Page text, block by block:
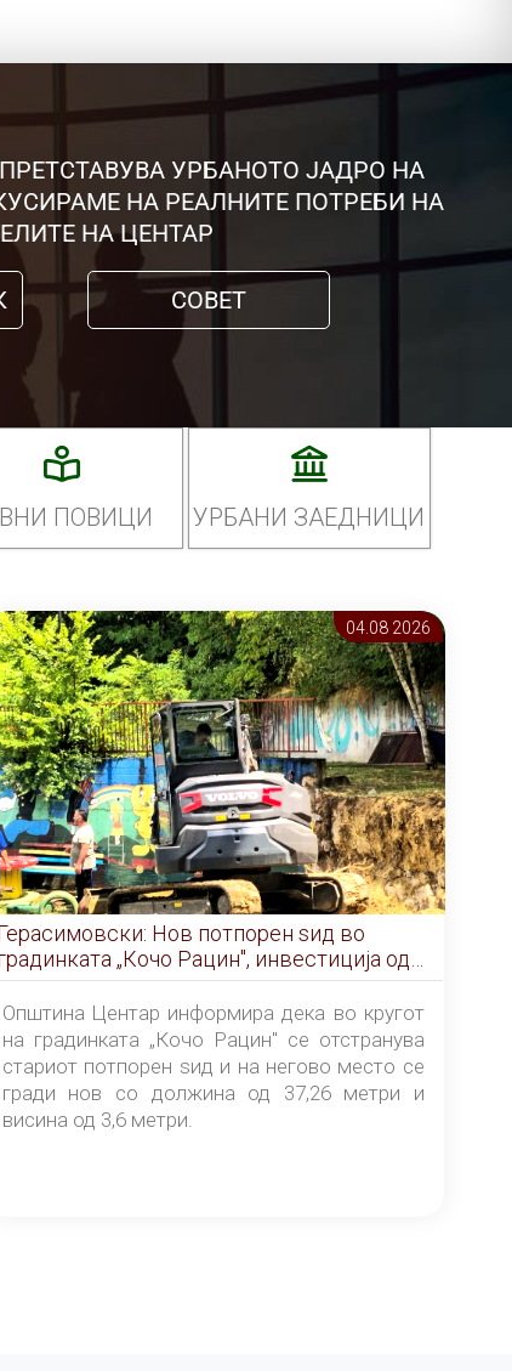
УРБАНОТО ЈАДРО НА
НА РЕАЛНИТЕ ПОТРЕБИ НА
НА ЦЕНТАР
СОВЕТ
ПОВИЦИ УРБАНИ ЗАЕДНИЦИ
04.08 2026
Нов потпорен ѕид во
„Кочо Рацин", инвестиција од
милиони денари
Општина Центар информира дека во кругот
на градинката „Кочо Рацин" се отстранува
стариот потпорен ѕид и на негово место се
гради нов со должина од 37,26 метри и
висина од 3,6 метри.